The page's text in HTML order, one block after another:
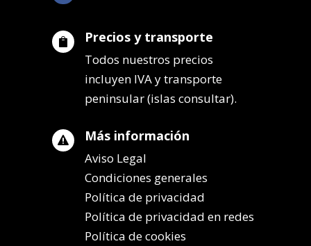
 Precios y transporte
Todos nuestros precios
incluyen IVA y transporte
peninsular (islas consultar).
 Más información
Aviso Legal
Condiciones generales
Política de privacidad
Política de privacidad en redes
Política de cookies